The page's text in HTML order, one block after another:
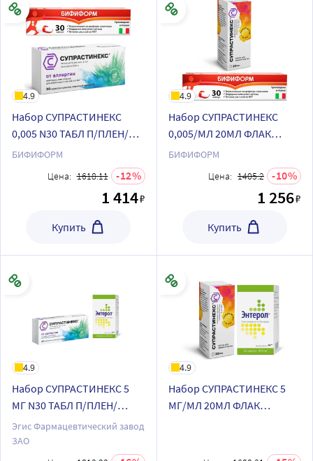
4.9
Набор СУПРАСТИНЕКС
0,005 N30 ТАБЛ П/ПЛЕН/
ОБОЛОЧ+Бифиформ 30
кишечнорастворимые по
специальной цене
БИФИФОРМ
Цена: 1618.11 12
1 414₽
Купить
4.9
Набор СУПРАСТИНЕКС
0,005/МЛ 20МЛ ФЛАК
КАПЛИ+Бифиформ 30 шт.
кишечнорастворимые по
специальной цене
БИФИФОРМ
Цена: 1405.2 10
1 256₽
Купить
4.9
Набор СУПРАСТИНЕКС 5
МГ N30 ТАБЛ П/ПЛЕН/
ОБОЛОЧ+Энтерол 250 мг
30 шт. флакон капсулы по
Эгис Фармацевтический завод
ЗАО
4.9
Набор СУПРАСТИНЕКС 5
МГ/МЛ 20МЛ ФЛАК